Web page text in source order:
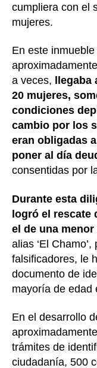
cumpliera con el
mujeres.
En este
a veces, llegaba
20 mujeres,
condiciones
cambio por los
eran obligadas
poner al día
consentidas por
Durante esta
logró el rescate
el de una
alias ‘El
falsificadores, le
documento de
mayoría de edad
En el desarrollo
trámites de
ciudadanía, 500